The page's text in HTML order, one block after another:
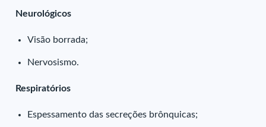
Neurológicos
Visão borrada;
Nervosismo.
Respiratórios
Espessamento das secreções brônquicas;